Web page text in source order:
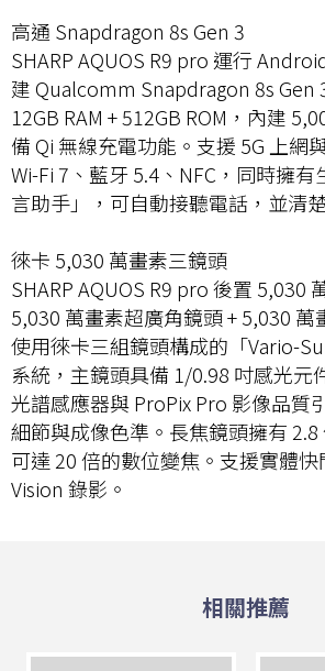
高通 Snapdragon 8s Gen 3
SHARP AQUOS R9 pro 運行
建 Qualcomm Snapdragon 8s Gen
12GB RAM + 512GB ROM，內建
備 Qi 無線充電功能。支援 5G 上網
Wi-Fi 7、藍牙 5.4、NFC，同時擁有
言助手」，可自動接聽電話，並清
徠卡 5,030 萬畫素三鏡頭
SHARP AQUOS R9 pro 後置 5,030
5,030 萬畫素超廣角鏡頭 + 5,030
使用徠卡三組鏡頭構成的「Vario-
系統，主鏡頭具備 1/0.98 吋感光元
光譜感應器與 ProPix Pro 影像品質
細節與成像色準。長焦鏡頭擁有
可達 20 倍的數位變焦。支援實體
Vision 錄影。